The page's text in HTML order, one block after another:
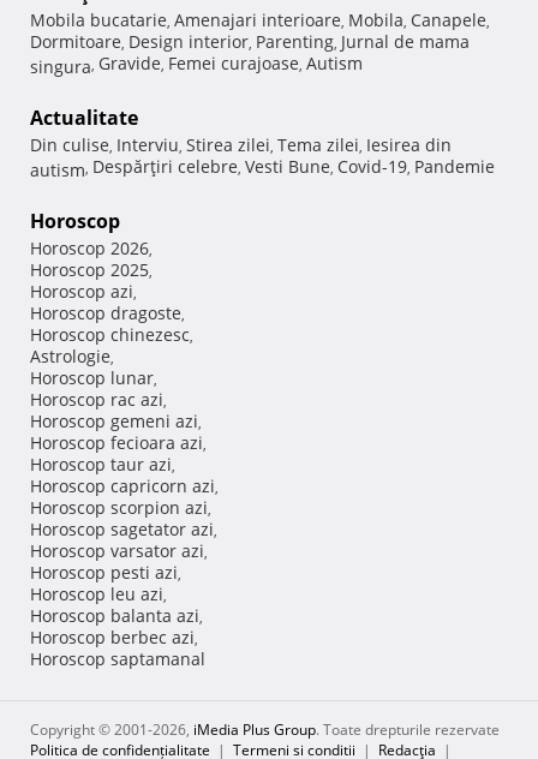
Mobila bucatarie, Amenajari interioare, Mobila, Canapele,
Dormitoare, Design interior, Parenting, Jurnal de mama
singura, Gravide, Femei curajoase, Autism
Actualitate
Din culise, Interviu, Stirea zilei, Tema zilei, Iesirea din
autism, Despărţiri celebre, Vesti Bune, Covid-19, Pandemie
Horoscop
Horoscop 2026,
Horoscop 2025,
Horoscop azi,
Horoscop dragoste,
Horoscop chinezesc,
Astrologie,
Horoscop lunar,
Horoscop rac azi,
Horoscop gemeni azi,
Horoscop fecioara azi,
Horoscop taur azi,
Horoscop capricorn azi,
Horoscop scorpion azi,
Horoscop sagetator azi,
Horoscop varsator azi,
Horoscop pesti azi,
Horoscop leu azi,
Horoscop balanta azi,
Horoscop berbec azi,
Horoscop saptamanal
Copyright © 2001-2026, iMedia Plus Group. Toate drepturile rezervate
Politica de confidențialitate | Termeni si conditii | Redacţia |